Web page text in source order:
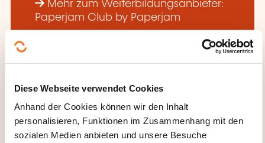
Diese Webseite verwendet Cookies
Anhand der Cookies können wir den Inhalt
personalisieren, Funktionen im Zusammenhang mit den
sozialen Medien anbieten und unsere Besuche
Mehr zum Weiterbildungsanbieter:
Paperjam Club by Paperjam
DIESE WEITERBILDUNGEN
KÖNNTEN SIE INTERESSIEREN